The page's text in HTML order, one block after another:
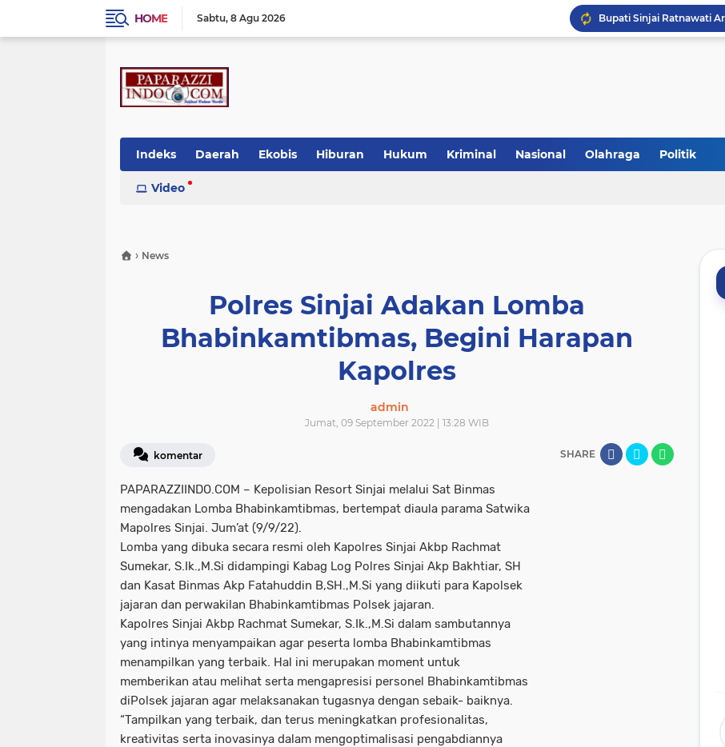
HOME Sabtu 8 Agu 2026
Indeks Daerah Ekobis Hiburan Hukum Kriminal Nasional Olahraga Politik
Video
› News
Polres Sinjai Adakan Lomba
Bhabinkamtibmas, Begini Harapan
Kapolres
admin
Jumat, 09 September 2022 | 13:28 WIB
komentar SHARE
PAPARAZZIINDO.COM – Kepolisian Resort Sinjai melalui Sat Binmas
mengadakan Lomba Bhabinkamtibmas, bertempat diaula parama Satwika
Mapolres Sinjai. Jum’at (9/9/22).
Lomba yang dibuka secara resmi oleh Kapolres Sinjai Akbp Rachmat
Sumekar, S.Ik.,M.Si didampingi Kabag Log Polres Sinjai Akp Bakhtiar, SH
dan Kasat Binmas Akp Fatahuddin B,SH.,M.Si yang diikuti para Kapolsek
jajaran dan perwakilan Bhabinkamtibmas Polsek jajaran.
Kapolres Sinjai Akbp Rachmat Sumekar, S.Ik.,M.Si dalam sambutannya
yang intinya menyampaikan agar peserta lomba Bhabinkamtibmas
menampilkan yang terbaik. Hal ini merupakan moment untuk
memberikan atau melihat serta mengapresisi personel Bhabinkamtibmas
diPolsek jajaran agar melaksanakan tugasnya dengan sebaik- baiknya.
“Tampilkan yang terbaik, dan terus meningkatkan profesionalitas,
kreativitas serta inovasinya dalam mengoptimalisasi pengabdiannya